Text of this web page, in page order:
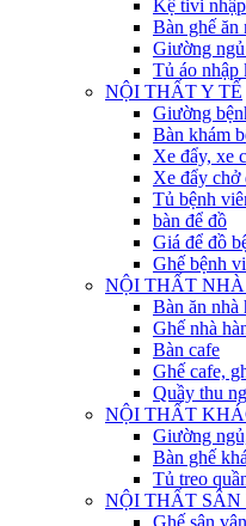
Kệ tivi
Bàn ghế ăn
Giường
Tủ áo nhập
NỘI THẤT Y TẾ
Giường
Bàn khám
Xe đẩy, xe
Xe đẩy chở
Tủ bệnh
bàn để đồ
Giá để đồ
Ghế bệnh
NỘI THẤT
Bàn ăn nhà
Ghế nhà
Bàn cafe
Ghế cafe,
Quầy thu
NỘI THẤT
Giường
Bàn ghế
Tủ treo
NỘI THẤT
Ghế sân